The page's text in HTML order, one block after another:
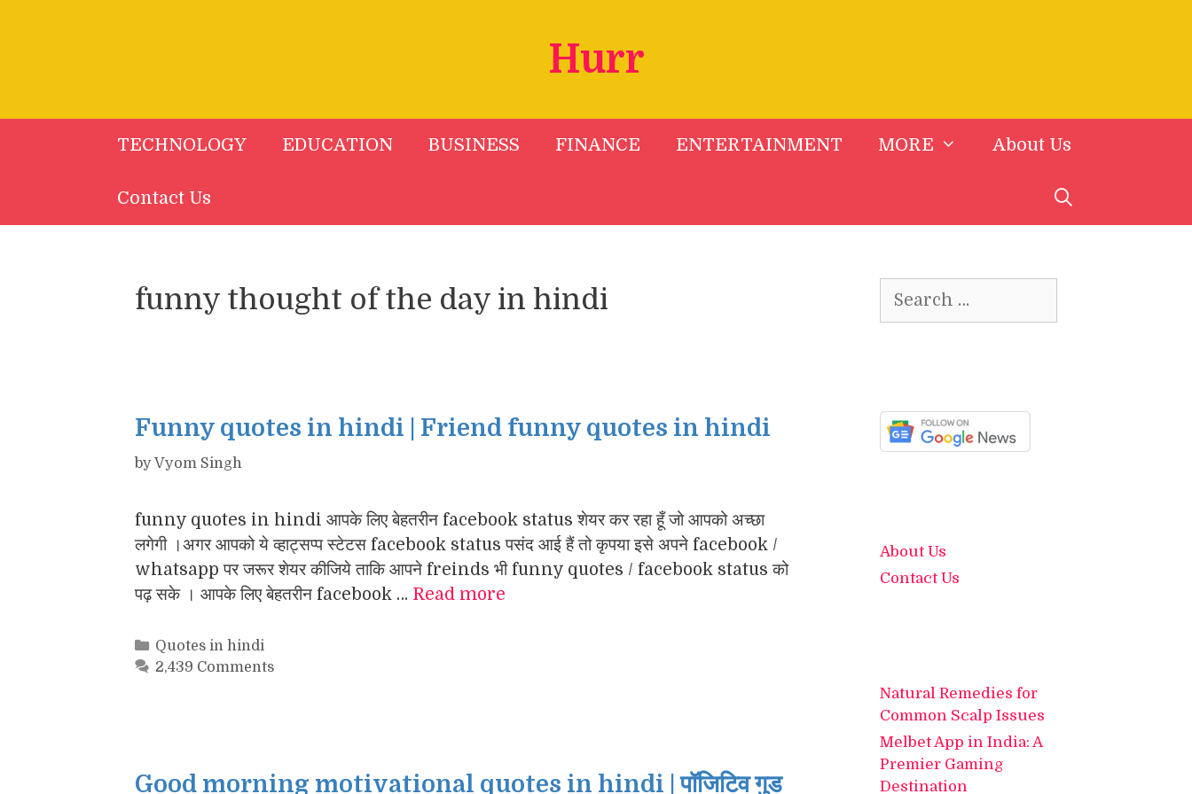
Hurr
TECHNOLOGY EDUCATION BUSINESS FINANCE ENTERTAINMENT MORE About Us
Contact Us
funny thought of the day in hindi
Funny quotes in hindi | Friend funny quotes in hindi
byVyom Singh
funny quotes in hindi आपके लिए बेहतरीन facebook status शेयर कर रहा हूँ जो आपको अच्छा
लगेगी ।अगर आपको ये व्हाट्सप्प स्टेटस facebook status पसंद आई हैं तो कृपया इसे अपने facebook /
whatsapp पर जरूर शेयर कीजिये ताकि आपने freinds भी funny quotes / facebook status को
पढ़ सके । आपके लिए बेहतरीन facebook … Read more
Categories
Quotes in hindi
2,439 Comments
Good morning motivational quotes in hindi | पॉजिटिव गुड
for:
About Us
Contact Us
Natural Remedies for
Common Scalp Issues
Melbet App in India: A
Premier Gaming
Destination